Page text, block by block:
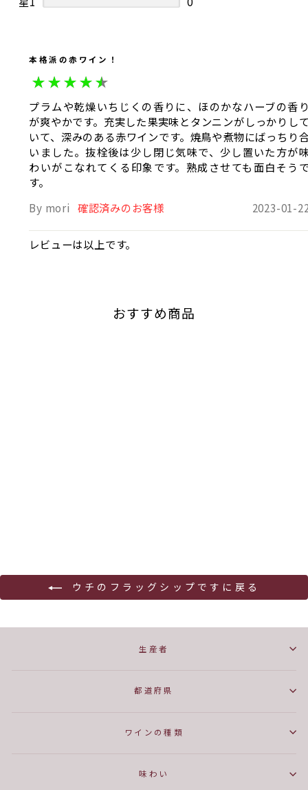
本格派の赤ワイン！
プラムや乾燥いちじくの香りに、ほのかなハーブの香
が爽やかです。充実した果実味とタンニンがしっかりし
いて、深みのある赤ワインです。焼鳥や煮物にばっちり
いました。抜栓後は少し閉じ気味で、少し置いた方が
わいがこなれてくる印象です。熟成させても面白そう
す。
By mori 確認済みのお客様 2023-01-
レビューは以上です。
おすすめ商品
ウチのフラッグシップですに戻る
生産者
都道府県
ワインの種類
味わい